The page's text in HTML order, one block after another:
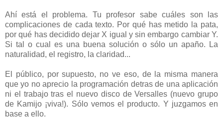
Ahí está el problema. Tu profesor sabe cuáles son las
complicaciones de cada texto. Por qué has metido la pata,
por qué has decidido dejar X igual y sin embargo cambiar Y.
Si tal o cual es una buena solución o sólo un apaño. La
naturalidad, el registro, la claridad...
El público, por supuesto, no ve eso, de la misma manera
que yo no aprecio la programación detras de una aplicación
ni el trabajo tras el nuevo disco de Versalles (nuevo grupo
de Kamijo ¡viva!). Sólo vemos el producto. Y juzgamos en
base a ello.